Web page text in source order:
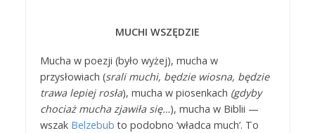
MUCHI WSZĘDZIE
Mucha w poezji (było wyżej), mucha w
przysłowiach (srali muchi, będzie wiosna, będzie
trawa lepiej rosła), mucha w piosenkach (gdyby
chociaż mucha zjawiła się…), mucha w Biblii —
wszak Belzebub to podobno ‘władca much’. To